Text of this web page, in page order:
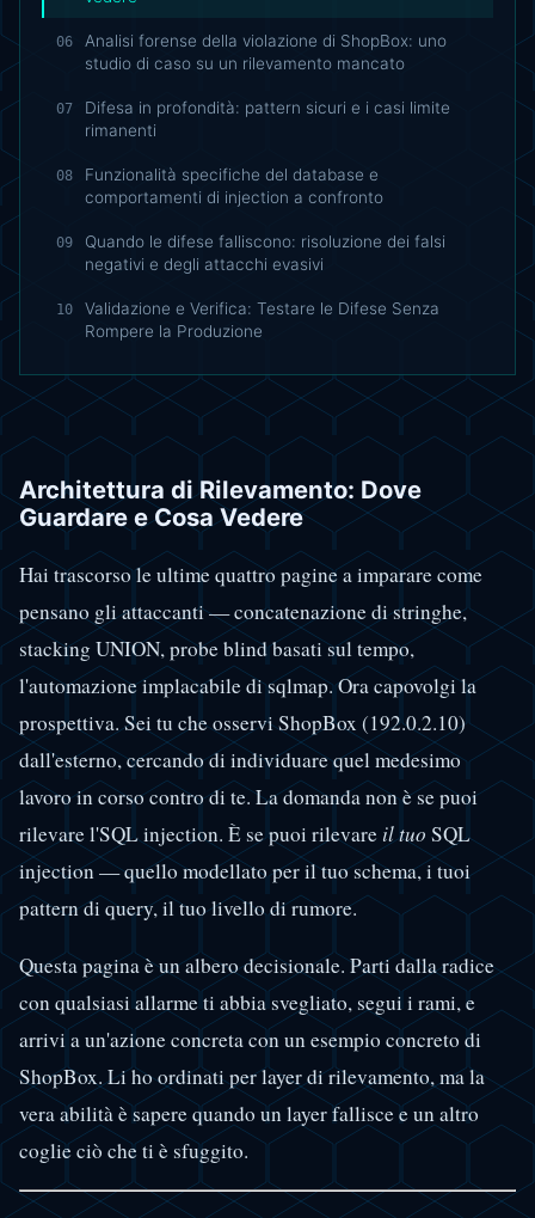
06
Analisi forense della violazione di ShopBox: uno
studio di caso su un rilevamento mancato
07
Difesa in profondità: pattern sicuri e i casi limite
rimanenti
08
Funzionalità specifiche del database e
comportamenti di injection a confronto
09
Quando le difese falliscono: risoluzione dei falsi
negativi e degli attacchi evasivi
10
Validazione e Verifica: Testare le Difese Senza
Rompere la Produzione
Architettura di Rilevamento: Dove
Guardare e Cosa Vedere
Hai trascorso le ultime quattro pagine a imparare come
pensano gli attaccanti — concatenazione di stringhe,
stacking UNION, probe blind basati sul tempo,
l'automazione implacabile di sqlmap. Ora capovolgi la
prospettiva. Sei tu che osservi ShopBox (192.0.2.10)
dall'esterno, cercando di individuare quel medesimo
lavoro in corso contro di te. La domanda non è se puoi
rilevare l'SQL injection. È se puoi rilevare il tuo SQL
injection — quello modellato per il tuo schema, i tuoi
pattern di query, il tuo livello di rumore.
Questa pagina è un albero decisionale. Parti dalla radice
con qualsiasi allarme ti abbia svegliato, segui i rami, e
arrivi a un'azione concreta con un esempio concreto di
ShopBox. Li ho ordinati per layer di rilevamento, ma la
vera abilità è sapere quando un layer fallisce e un altro
coglie ciò che ti è sfuggito.